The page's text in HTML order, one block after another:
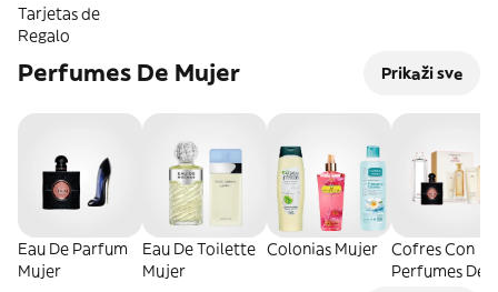
Tarjetas de
Regalo
Perfumes De Mujer Prikaži sve
Eau De Parfum
Mujer
Eau De Toilette
Mujer
Colonias Mujer
Cofres Con
Perfumes De